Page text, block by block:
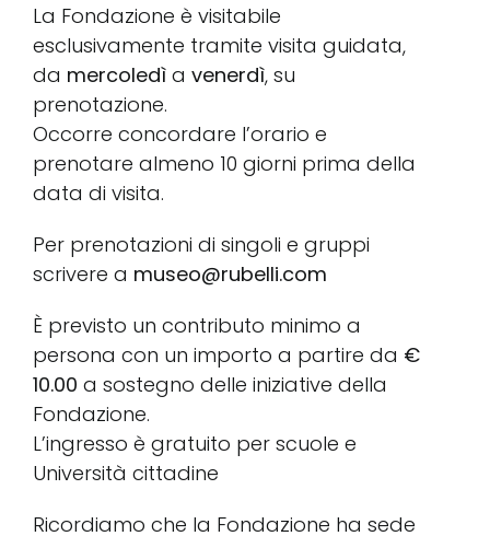
La Fondazione è visitabile
esclusivamente tramite visita guidata,
da mercoledìa venerdì, su
prenotazione.
Occorre concordare l’orario e
prenotare almeno 10 giorni prima della
data di visita.
Per prenotazioni di singoli e gruppi
scrivere a museo@rubelli.com
È previsto un contributo minimo a
persona con un importo a partire da €
10.00 a sostegno delle iniziative della
Fondazione.
L’ingresso è gratuito per scuole e
Università cittadine
Ricordiamo che la Fondazione ha sede